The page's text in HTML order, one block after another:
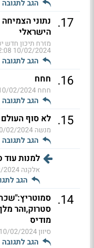
הגב לתגובה
17
.
נתוני
הישראלי
מזרח תיכון חדש
10/02/2024 22:08
הגב לתגובה
16
. חחח
חחח02/2024 22:02
הגב לתגובה
15
. לא סוף העולם
מנשה02/2024 21:10
הגב לתגובה
למנות עוד
אלקנה22:52
הגב
14
.
סטרוק,והר
מודיס
סיוון10/02/2024 20:59
הגב לתגובה